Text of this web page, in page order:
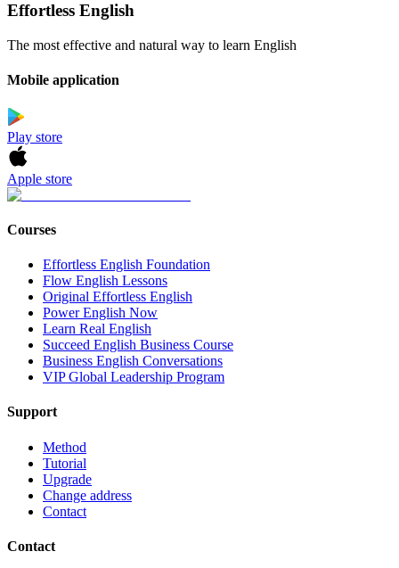
Effortless English
The most effective and natural way to learn English
Mobile application
Play store
Apple store
Courses
Effortless English Foundation
Flow English Lessons
Original Effortless English
Power English Now
Learn Real English
Succeed English Business Course
Business English Conversations
VIP Global Leadership Program
Support
Method
Tutorial
Upgrade
Change address
Contact
Contact